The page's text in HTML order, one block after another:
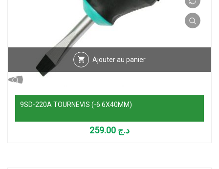
Ajouter au panier
9SD-220A TOURNEVIS (-6 6X40MM)
د.ج